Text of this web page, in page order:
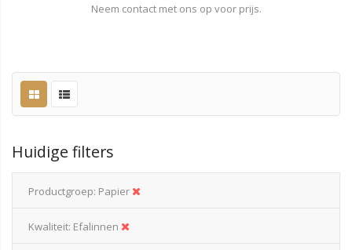
Neem contact met ons op voor prijs.
Huidige filters
Productgroep Papier
Kwaliteit Efalinnen